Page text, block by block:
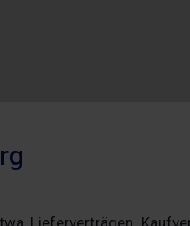
Lieferverträgen,